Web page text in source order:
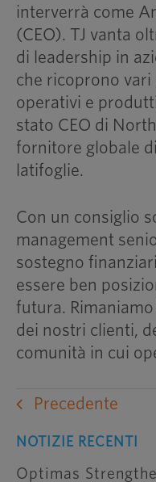
interverrà come
(CEO). TJ vanta
di leadership in
che ricoprono
operativi e
stato CEO di
fornitore globale
latifoglie.
Con un consiglio
management
sostegno
essere ben
futura.
dei nostri clienti,
comunità in cui
Precedente
NOTIZIE RECENTI
Optimas